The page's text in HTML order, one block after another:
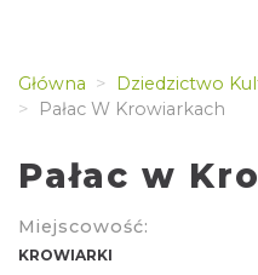
Główna
Dziedzictwo
Pałac W Krowiarkach
Pałac w
Miejscowość:
KROWIARKI